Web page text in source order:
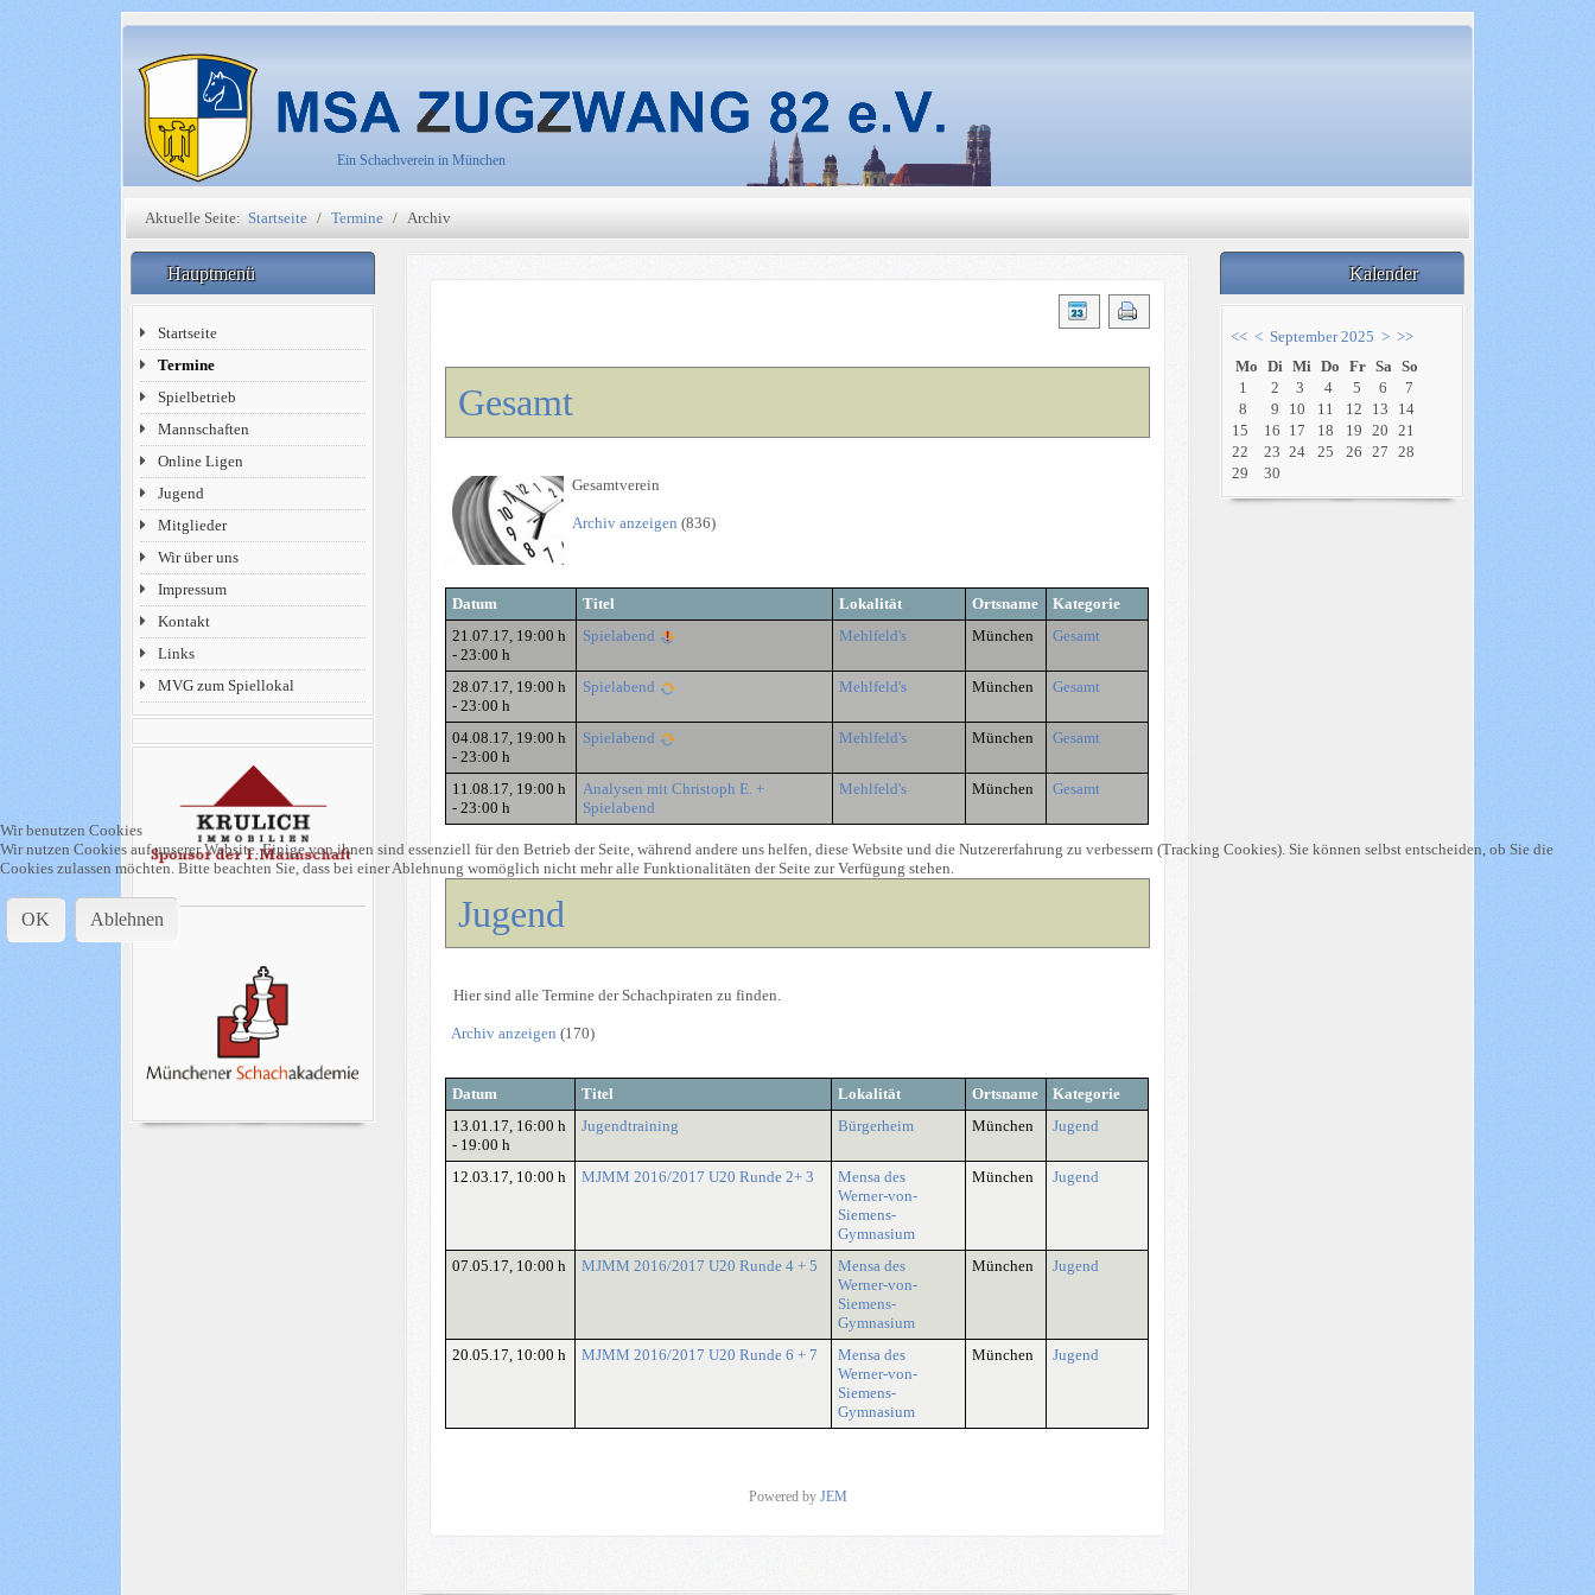
Ein Schachverein in München
Aktuelle Seite:Startseite Termine Archiv
Hauptmenü
Startseite
Termine
Spielbetrieb
Mannschaften
Online Ligen
Jugend
Mitglieder
Wir über uns
Impressum
Kontakt
Links
MVG zum Spiellokal
Kalender
<< < September 2025 > >>
Mo Di Mi Do Fr Sa So
1
2 3 4 5 6
7
8
9 10 11 12 13
14
15
16 17 18 19 20 21
22
23 24 25 26 27 28
29
30
Gesamt
Gesamtverein
Archiv anzeigen (836)
Datum Titel Lokalität Ortsname
Kategorie
21.07.17, 19:00 h
-23:00 h
Spielabend Mehlfeld's München Gesamt
28.07.17, 19:00 h
-23:00 h
Spielabend Mehlfeld's München Gesamt
04.08.17, 19:00 h
-23:00 h
Spielabend Mehlfeld's München Gesamt
11.08.17, 19:00 h
-23:00 h
Analysen mit Christoph E. +
Spielabend
Mehlfeld's München Gesamt
Jugend
Hier sind alle Termine der Schachpiraten zu finden.
Archiv anzeigen (170)
Datum Titel Lokalität Ortsname
Kategorie
13.01.17, 16:00 h
- 19:00 h
Jugendtraining Bürgerheim München Jugend
12.03.17, 10:00 h MJMM 2016/2017 U20 Runde 2+ 3
Mensa des
Werner-von-
Siemens-
Gymnasium
München Jugend
07.05.17, 10:00 h MJMM 2016/2017 U20 Runde 4 + 5
Mensa des
Werner-von-
Siemens-
Gymnasium
München Jugend
20.05.17, 10:00 h MJMM 2016/2017 U20 Runde 6 + 7
Mensa des
Werner-von-
Siemens-
Gymnasium
München Jugend
Powered by JEM
Wir benutzen Cookies
Wir nutzen Cookies auf unserer Website. Einige von ihnen sind essenziell für den Betrieb der Seite, während andere uns helfen, diese Website und die Nutzererfahrung zu verbessern (Tracking Cookies). Sie können selbst entscheiden, ob Sie die
Cookies zulassen möchten. Bitte beachten Sie, dass bei einer Ablehnung womöglich nicht mehr alle Funktionalitäten der Seite zur Verfügung stehen.
OK Ablehnen